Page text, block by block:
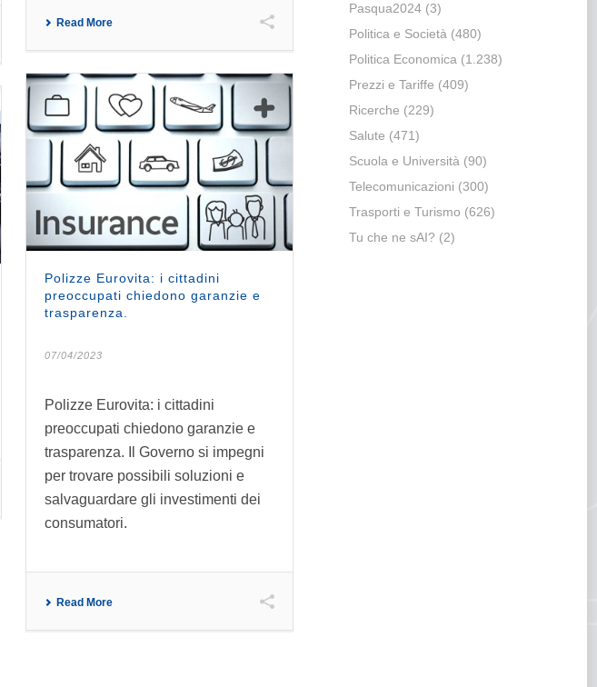
Read More
Polizze Eurovita: i cittadini
preoccupati chiedono garanzie e
trasparenza.
07/04/2023
Polizze Eurovita: i cittadini
preoccupati chiedono garanzie e
trasparenza. Il Governo si impegni
per trovare possibili soluzioni e
salvaguardare gli investimenti dei
consumatori.
Read More
Pasqua2024(3)
Politica e Società (480)
Politica Economica (1.238)
Prezzi e Tariffe (409)
Ricerche (229)
Salute (471)
Scuola e Università (90)
Telecomunicazioni (300)
Trasporti e Turismo (626)
Tu che ne sAI? (2)